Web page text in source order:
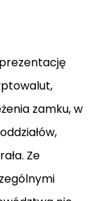
zamku, w
Ze